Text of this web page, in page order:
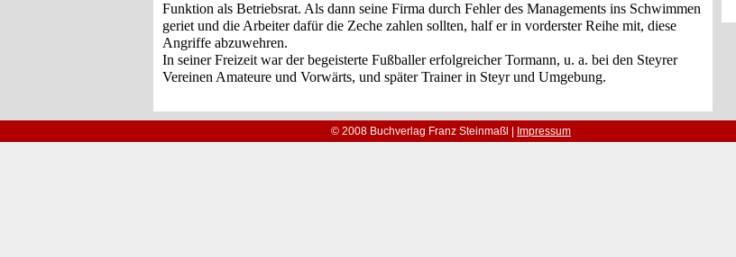
Funktion als Betriebsrat. Als dann seine Firma durch Fehler des Managements ins Schwimmen
geriet und die Arbeiter dafür die Zeche zahlen sollten, half er in vorderster Reihe mit, diese
Angriffe abzuwehren.
In seiner Freizeit war der begeisterte Fußballer erfolgreicher Tormann, u. a. bei den Steyrer
Vereinen Amateure und Vorwärts, und später Trainer in Steyr und Umgebung.
© 2008 Buchverlag Franz Steinmaßl | Impressum